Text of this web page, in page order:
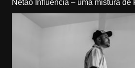
Netão Influência – uma mistura de